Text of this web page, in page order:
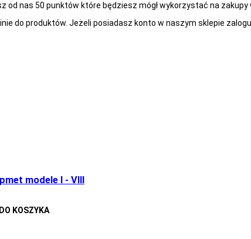
od nas 50 punktów które będziesz mógł wykorzystać na
do produktów. Jeżeli posiadasz konto w naszym sklepie
modele I - VIII
KOSZYKA